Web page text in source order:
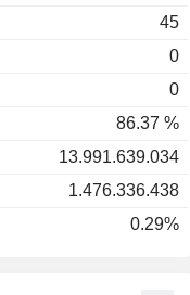
45
0
0
86.37 %
13.991.639.034
1.476.336.438
0.29%